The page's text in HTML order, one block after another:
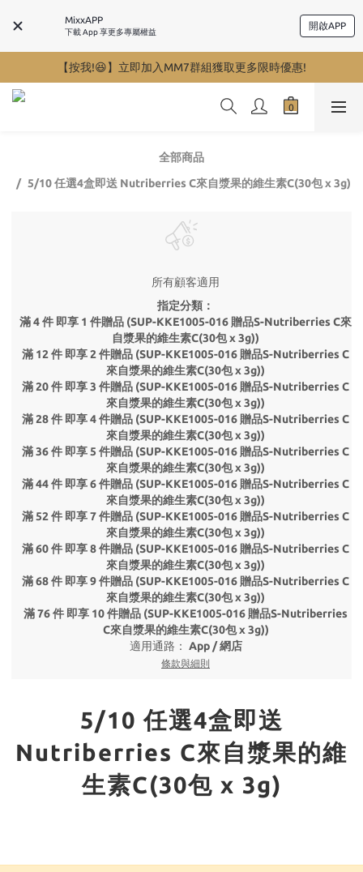
MixxAPP
下載 App 享更多專屬權益
開啟APP
【按我!😆】立即加入MM7群組獲取更多限時優惠!
全部商品
5/10 任選4盒即送 Nutriberries C來自漿果的維生素C(30包 x 3g)
所有顧客適用
指定分類：
滿 4 件 即享 1 件贈品 (SUP-KKE1005-016 贈品S-Nutriberries C來
自漿果的維生素C(30包 x 3g))
滿 12 件 即享 2 件贈品 (SUP-KKE1005-016 贈品S-Nutriberries C
來自漿果的維生素C(30包 x 3g))
滿 20 件 即享 3 件贈品 (SUP-KKE1005-016 贈品S-Nutriberries C
來自漿果的維生素C(30包 x 3g))
滿 28 件 即享 4 件贈品 (SUP-KKE1005-016 贈品S-Nutriberries C
來自漿果的維生素C(30包 x 3g))
滿 36 件 即享 5 件贈品 (SUP-KKE1005-016 贈品S-Nutriberries C
來自漿果的維生素C(30包 x 3g))
滿 44 件 即享 6 件贈品 (SUP-KKE1005-016 贈品S-Nutriberries C
來自漿果的維生素C(30包 x 3g))
滿 52 件 即享 7 件贈品 (SUP-KKE1005-016 贈品S-Nutriberries C
來自漿果的維生素C(30包 x 3g))
滿 60 件 即享 8 件贈品 (SUP-KKE1005-016 贈品S-Nutriberries C
來自漿果的維生素C(30包 x 3g))
滿 68 件 即享 9 件贈品 (SUP-KKE1005-016 贈品S-Nutriberries C
來自漿果的維生素C(30包 x 3g))
滿 76 件 即享 10 件贈品 (SUP-KKE1005-016 贈品S-Nutriberries
C來自漿果的維生素C(30包 x 3g))
適用通路： App / 網店
條款與細則
5/10 任選4盒即送
Nutriberries C來自漿果的維
生素C(30包 x 3g)